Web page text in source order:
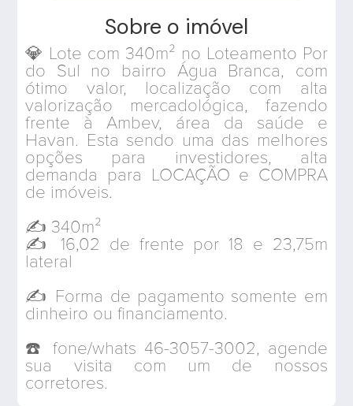
Sobre o imóvel
💎 Lote com 340m² no Loteamento Por
do Sul no bairro Água Branca, com
ótimo valor, localização com alta
valorização mercadológica, fazendo
frente à Ambev, área da saúde e
Havan. Esta sendo uma das melhores
opções para investidores, alta
demanda para LOCAÇÃO e COMPRA
de imóveis.
✍️ 340m²
✍️ 16,02 de frente por 18 e 23,75m
lateral
✍️ Forma de pagamento somente em
dinheiro ou financiamento.
☎️ fone/whats 46-3057-3002, agende
sua visita com um de nossos
corretores.